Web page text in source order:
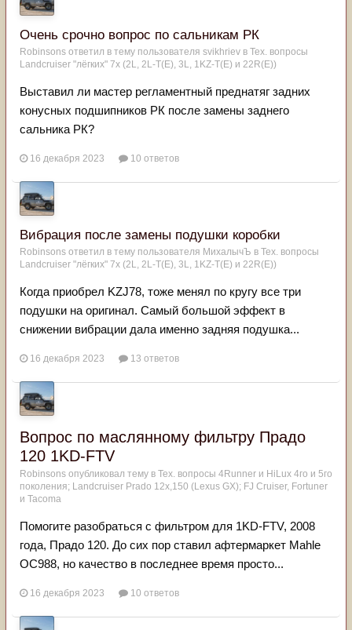
Очень срочно вопрос по сальникам РК
Robinsons ответил в тему пользователя svikhriev в Тех. вопросы
Landcruiser "лёгких" 7x (2L, 2L-T(Е), 3L, 1KZ-T(E) и 22R(Е))
Выставил ли мастер регламентный преднатяг задних
конусных подшипников РК после замены заднего
сальника РК?
16 декабря 2023 10 ответов
Вибрация после замены подушки коробки
Robinsons ответил в тему пользователя МихалычЪ в Тех. вопросы
Landcruiser "лёгких" 7x (2L, 2L-T(Е), 3L, 1KZ-T(E) и 22R(Е))
Когда приобрел KZJ78, тоже менял по кругу все три
подушки на оригинал. Самый большой эффект в
снижении вибрации дала именно задняя подушка...
16 декабря 2023 13 ответов
Вопрос по маслянному фильтру Прадо
120 1KD-FTV
Robinsons опубликовал тему в Тех. вопросы 4Runner и HiLux 4го и 5го
поколения; Landсruiser Prado 12x,150 (Lexus GX); FJ Cruiser, Fortuner
и Tacoma
Помогите разобраться с фильтром для 1KD-FTV, 2008
года, Прадо 120. До сих пор ставил афтермаркет Mahle
OC988, но качество в последнее время просто...
16 декабря 2023 10 ответов